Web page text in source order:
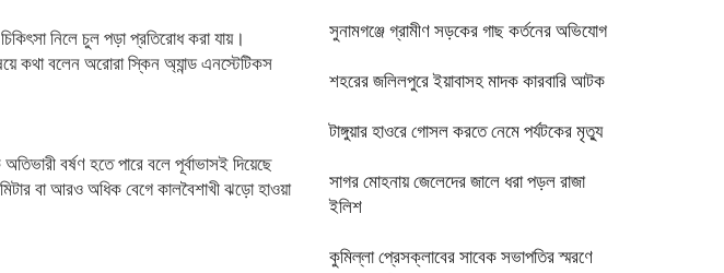
নিলে চুল পড়া প্রতিরোধ করা যায়।
কথা বলেন অরোরা স্কিন অ্যান্ড এনস্টেটিকস
বর্ষণ হতে পারে বলে পূর্বাভাসই দিয়েছে
বা আরও অধিক বেগে কালবৈশাখী ঝড়ো হাওয়া
সুনামগঞ্জে গ্রামীণ সড়কের গাছ কর্তনের অভিযোগ
শহরের জলিলপুরে ইয়াবাসহ মাদক কারবারি আটক
টাঙ্গুয়ার হাওরে গোসল করতে নেমে পর্যটকের মৃত্যু
সাগর মোহনায় জেলেদের জালে ধরা পড়ল রাজা
ইলিশ
কুমিল্লা প্রেসক্লাবের সাবেক সভাপতির স্মরণে